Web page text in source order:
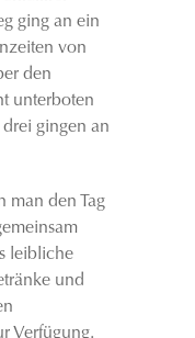
ging an ein
von
den
unterboten
gingen an
man den Tag
leibliche
und
Verfügung.